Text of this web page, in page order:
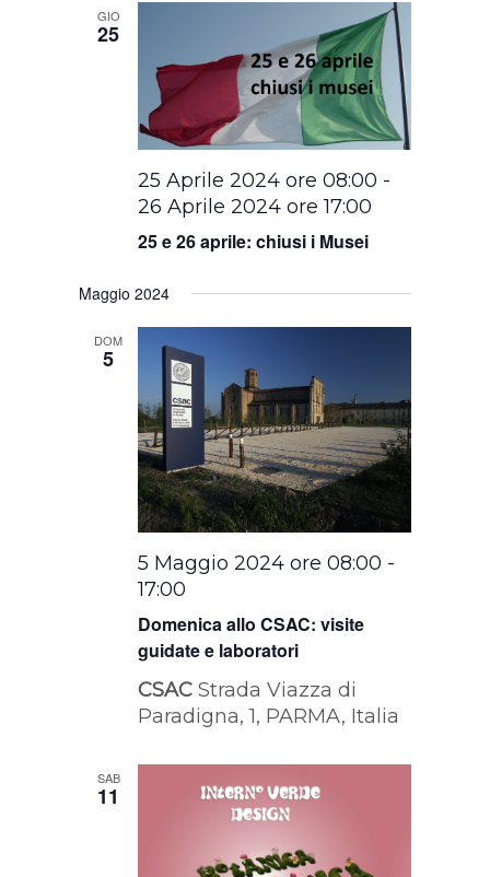
GIO
25
25 e 26 aprile: chiusi i Musei
25 Aprile 2024 ore 08:00 -
26 Aprile 2024 ore 17:00
Maggio 2024
DOM
5
Domenica allo CSAC: visite
guidate e laboratori
5 Maggio 2024 ore 08:00 -
17:00
CSACStrada Viazza di
Paradigna, 1, PARMA, Italia
SAB
11